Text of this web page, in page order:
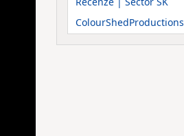
ColourShedProductions